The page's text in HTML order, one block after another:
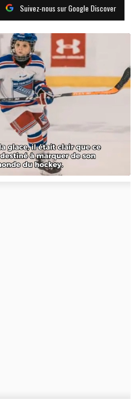
Suivez-nous sur Google Discover